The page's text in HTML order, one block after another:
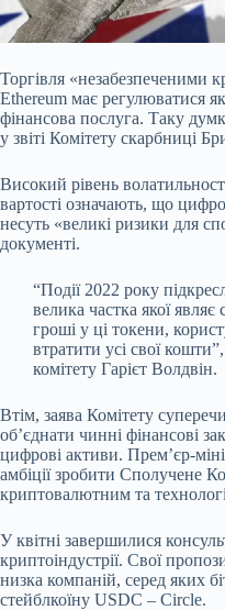
Торгівля «незабезпеченими
Ethereum має регулюватися
фінансова послуга. Таку
у звіті Комітету скарбниці
Високий рівень
вартості означають, що
несуть «великі ризики для
документі.
“Події 2022 року
велика частка якої
гроші у ці токени,
втратити усі свої
комітету Гарієт Волдвін.
Втім, заява Комітету
об’єднати чинні фінансові
цифрові активи. Прем’єр-
амбіції зробити Сполучене
криптовалютним та
У квітні завершилися
криптоіндустрії. Свої
низка компаній, серед яких
стейблкоїну USDC – Circle.